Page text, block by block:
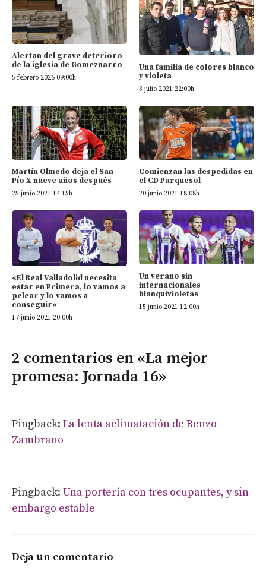
Alertan del grave deterioro
de la iglesia de Gomeznarro
5 febrero 2026 09:00h
Una familia de colores blanco
y violeta
3 julio 2021 22:00h
Martín Olmedo deja el San
Pío X nueve años después
25 junio 2021 14:15h
Comienzan las despedidas en
el CD Parquesol
20 junio 2021 18:08h
«El Real Valladolid necesita
estar en Primera, lo vamos a
pelear y lo vamos a
conseguir»
17 junio 2021 20:00h
Un verano sin
internacionales
blanquivioletas
15 junio 2021 12:00h
2 comentarios en «La mejor
promesa: Jornada 16»
Pingback: La lenta aclimatación de Renzo
Zambrano
Pingback: Una portería con tres ocupantes, y sin
embargo estable
Deja un comentario